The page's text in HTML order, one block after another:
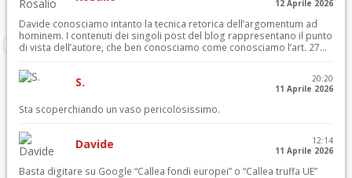
12 Aprile 2026
Davide conosciamo intanto la tecnica retorica dell’argomentum ad
hominem. I contenuti dei singoli post del blog rappresentano il punto
di vista dell’autore, che ben conosciamo come conosciamo l’art. 27...
S.
20:20
11 Aprile 2026
Sta scoperchiando un vaso pericolosissimo.
Davide
12:14
11 Aprile 2026
Basta digitare su Google “Callea fondi europei” o “Callea truffa UE”